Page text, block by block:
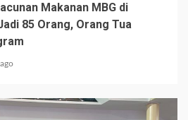
Makanan MBG di
85 Orang, Orang Tua